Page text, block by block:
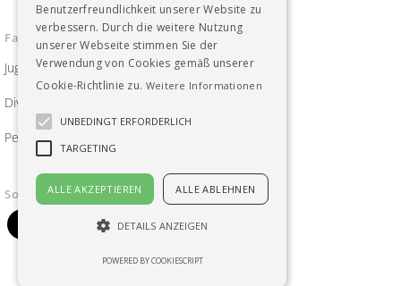
Fachgruppen
Jugend
Diversität, Frauen und Gleichberechtigung
Pensionist_innen
Soziale Medien
Benutzerfreundlichkeit unserer Website zu
verbessern. Durch die weitere Nutzung
unserer Webseite stimmen Sie der
Verwendung von Cookies gemäß unserer
Cookie-Richtlinie zu. Weitere Informationen
UNBEDINGT ERFORDERLICH
TARGETING
ALLE AKZEPTIEREN ALLE ABLEHNEN
DETAILS ANZEIGEN
POWERED BY COOKIESCRIPT